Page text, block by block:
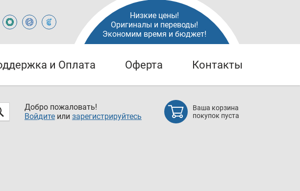
Низкие цены!
Оригиналы и переводы!
Экономим время и бюджет!
и Оплата Оферта Контакты
Добро пожаловать!
Войдите или зарегистрируйтесь
Ваша корзина
покупок пуста